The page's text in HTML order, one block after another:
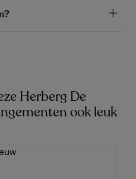
Herberg De
ook leuk